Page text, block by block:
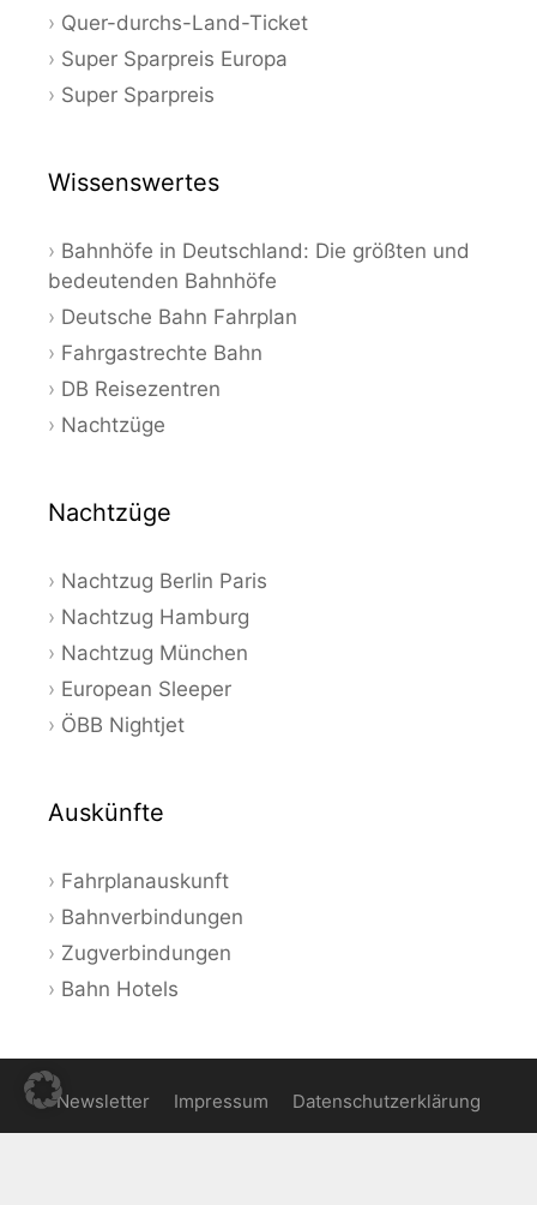
Quer-durchs-Land-Ticket
Super Sparpreis Europa
Super Sparpreis
Wissenswertes
Bahnhöfe in Deutschland: Die größten und
bedeutenden Bahnhöfe
Deutsche Bahn Fahrplan
Fahrgastrechte Bahn
DB Reisezentren
Nachtzüge
Nachtzüge
Nachtzug Berlin Paris
Nachtzug Hamburg
Nachtzug München
European Sleeper
ÖBB Nightjet
Auskünfte
Fahrplanauskunft
Bahnverbindungen
Zugverbindungen
Bahn Hotels
Newsletter Impressum Datenschutzerklärung